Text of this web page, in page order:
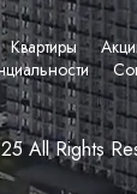
Квартиры
All Rights